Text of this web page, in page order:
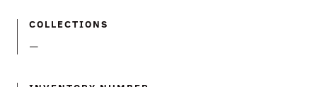
COLLECTIONS
—